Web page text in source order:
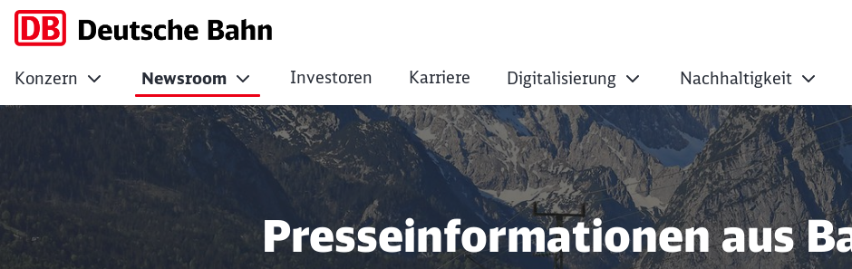
Konzern Newsroom Investoren Karriere Digitalisierung Nachhaltigkeit
Presseinformationen aus